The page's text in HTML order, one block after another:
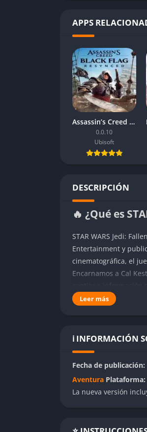
APPS
Assassin’s Creed Black Flag Resynced
0.0.10
Ubisoft
DESCRIPCIÓN
🔥 ¿Qué es
STAR WARS Jedi:
Entertainment y
cinematográfica, el
Encarnamos a Cal
contiene información
agentes del Imperio.
La historia se
ofrece una
👉
Sistema de combate
El combate en Fallen
Leer más
ℹ️ INFORMACIÓN
Fecha de publicación:
Aventura Plataforma:
La nueva versión